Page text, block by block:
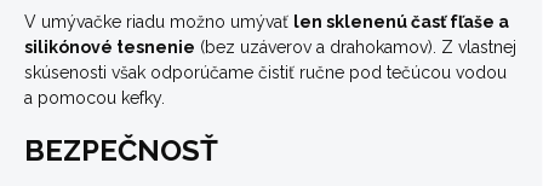
V umývačke riadu možno umývať len sklenenú časť fľaše a
silikónové tesnenie (bez uzáverov a drahokamov). Z vlastnej
skúsenosti však odporúčame čistiť ručne pod tečúcou vodou
a pomocou kefky.
BEZPEČNOSŤ